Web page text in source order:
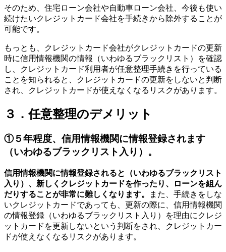
そのため、住宅ローン会社や自動車ローン会社、今後も使い
続けたいクレジットカード会社を手続きから除外することが
可能です。
もっとも、クレジットカード会社がクレジットカードの更新
時に信用情報機関の情報（いわゆるブラックリスト）を確認
し、クレジットカード利用者が任意整理手続きを行っている
ことを知られると、クレジットカードの更新をしないと判断
され、クレジットカードが使えなくなるリスクがあります。
３．任意整理のデメリット
①５年程度、信用情報機関に情報登録されます
（いわゆるブラックリスト入り）。
信用情報機関に情報登録されると（いわゆるブラックリスト
入り）、新しくクレジットカードを作ったり、ローンを組ん
だりすることが非常に難しくなります。
また、手続きをしな
いクレジットカードであっても、更新の際に、信用情報機関
の情報登録（いわゆるブラックリスト入り）を理由にクレジ
ットカードを更新しないという判断をされ、クレジットカー
ドが使えなくなるリスクがあります。